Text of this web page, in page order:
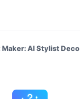
AI Stylist Deco